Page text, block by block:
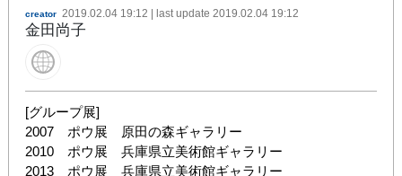
creator 2019.02.04 19:12 | last update 2019.02.04 19:12
金田尚子
[グループ展]
2007　ポウ展　原田の森ギャラリー
2010　ポウ展　兵庫県立美術館ギャラリー
2013　ポウ展　兵庫県立美術館ギャラリー